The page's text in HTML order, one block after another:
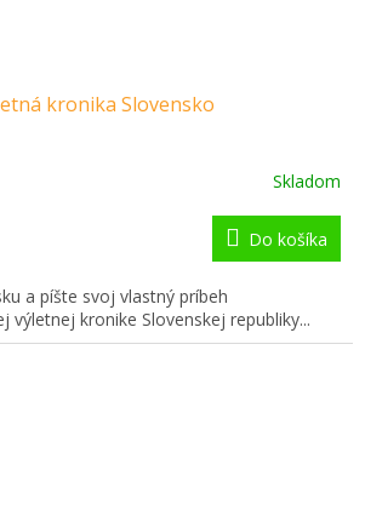
kronika Slovensko
Skladom
Do košíka
a píšte svoj vlastný príbeh
výletnej kronike Slovenskej republiky...